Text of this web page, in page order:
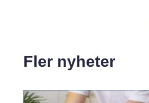
Fler nyheter